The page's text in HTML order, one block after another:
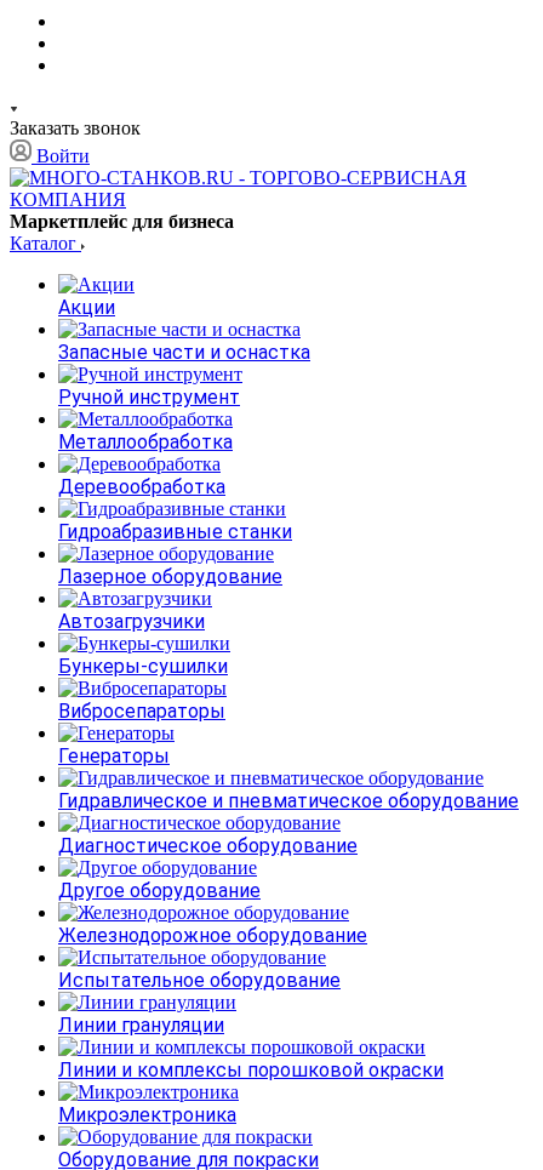
Заказать звонок
Войти
Маркетплейс для бизнеса
Каталог
Акции
Запасные части и оснастка
Ручной инструмент
Металлообработка
Деревообработка
Гидроабразивные станки
Лазерное оборудование
Автозагрузчики
Бункеры-сушилки
Вибросепараторы
Генераторы
Гидравлическое и пневматическое оборудование
Диагностическое оборудование
Другое оборудование
Железнодорожное оборудование
Испытательное оборудование
Линии грануляции
Линии и комплексы порошковой окраски
Микроэлектроника
Оборудование для покраски